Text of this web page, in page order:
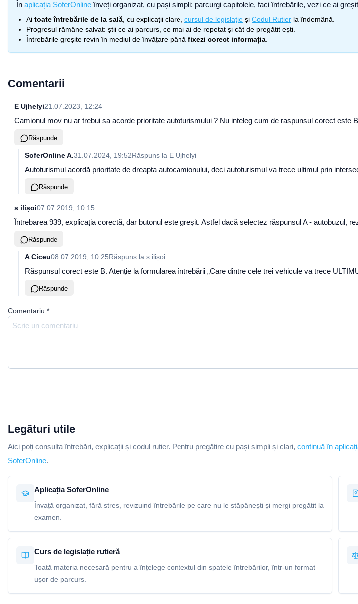
În aplicația SoferOnline înveți organizat, cu pași simpli: parcurgi capitolele, faci întrebările, vezi ce ai
Ai toate întrebările de la sală , cu explicații clare, cursul de legislație și Codul Rutier la îndemână.
Progresul rămâne salvat: știi ce ai parcurs, ce mai ai de repetat și cât de pregătit ești.
Întrebările greșite revin în mediul de învățare până fixezi corect informația
Comentarii
E Ujhelyi21.07.2023, 12:24
Camionul mov nu ar trebui sa acorde prioritate autoturismului ? Nu inteleg cum de raspunsul corect este B
Răspunde
SoferOnline A.31.07.2024, 19:52Răspuns la E Ujhelyi
Autoturismul acordă prioritate de dreapta autocamionului, deci autoturismul va trece ultimul prin
Răspunde
s ilișoi07.07.2019, 10:15
Întrebarea 939, explicația corectă, dar butonul este greșit. Astfel dacă selectez răspunsul A - autobuzul,
Răspunde
A Ciceu08.07.2019, 10:25Răspuns la s ilișoi
Răspunsul corect este B. Atenție la formularea întrebării „Care dintre cele trei vehicule va trece
Răspunde
Comentariu *
Legături utile
Aici poți consulta întrebări, explicații și codul rutier. Pentru pregătire cu pași simpli și clari, continuă în
SoferOnline.
Aplicația SoferOnline
Învață organizat, fără stres, revizuind întrebările pe care nu le stăpânești și mergi pregătit la
examen.
Curs de legislație rutieră
Toată materia necesară pentru a înțelege contextul din spatele întrebărilor, într-un format
ușor de parcurs.